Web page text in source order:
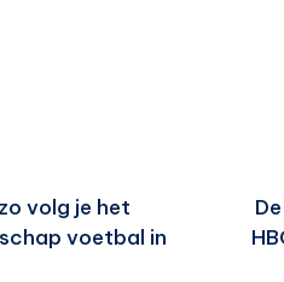
volg je het
voetbal in